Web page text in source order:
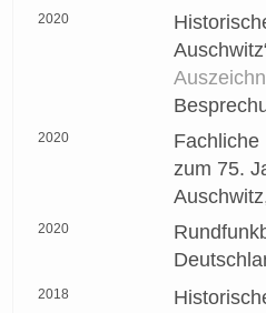
2020
2020
Fachliche
zum 75.
2020
2018